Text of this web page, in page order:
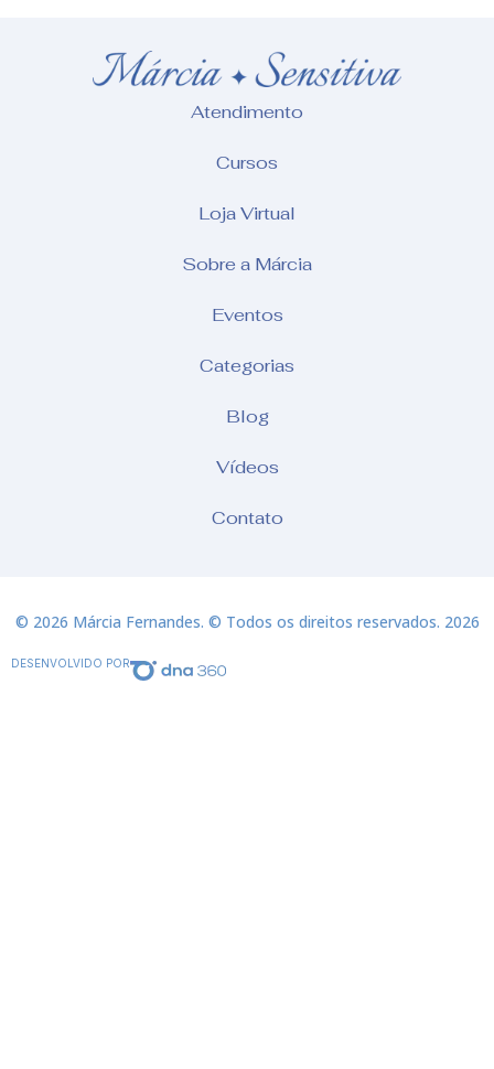
Atendimento
Cursos
Loja Virtual
Sobre a Márcia
Eventos
Categorias
Blog
Vídeos
Contato
© 2026 Márcia Fernandes. © Todos os direitos reservados. 2026
DESENVOLVIDO POR